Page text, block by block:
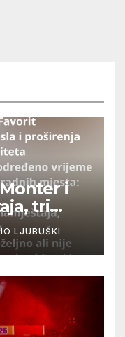
i
tri
LJUBUŠKI